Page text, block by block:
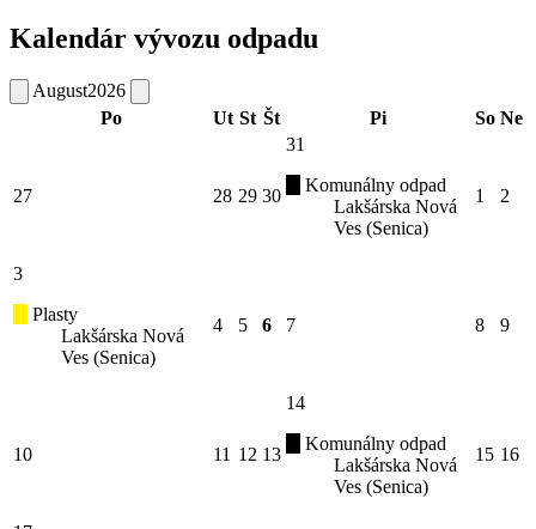
Kalendár vývozu odpadu
August2026
Po
Ut St Št Pi So Ne
27 28 29 30
31
Komunálny odpad
Lakšárska Nová
Ves (Senica)
1 2
3
Plasty
Lakšárska Nová
Ves (Senica)
4 5 6 7 8 9
10 11 12 13
14
Komunálny odpad
Lakšárska Nová
Ves (Senica)
15 16